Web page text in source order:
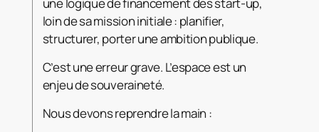
loin de sa mission initiale : planifier,
structurer, porter une ambition publique.
C’est une erreur grave. L’espace est un
enjeu de souveraineté.
Nous devons reprendre la main :